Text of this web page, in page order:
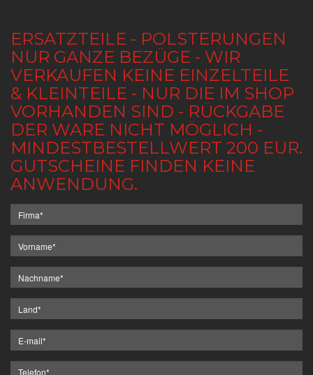
ERSATZTEILE - POLSTERUNGEN
NUR GANZE BEZÜGE - WIR
VERKAUFEN KEINE EINZELTEILE
& KLEINTEILE - NUR DIE IM SHOP
VORHANDEN SIND - RÜCKGABE
DER WARE NICHT MÖGLICH -
MINDESTBESTELLWERT 200 EUR.
GUTSCHEINE FINDEN KEINE
ANWENDUNG.